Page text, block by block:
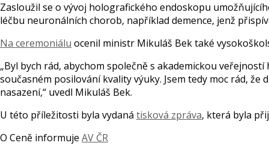
Zasloužil se o vývoj holografického endoskopu
léčbu neuronálních chorob, například demence, jenž
Na ceremoniálu ocenil ministr Mikuláš Bek také
„Byl bych rád, abychom společně s akademickou
současném posilování kvality výuky. Jsem tedy moc rád,
nasazení,“ uvedl Mikuláš Bek.
U této příležitosti byla vydaná tisková zpráva, která byla
O Ceně informuje AV ČR